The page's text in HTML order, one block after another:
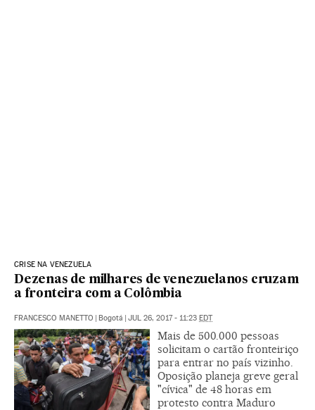
CRISE NA VENEZUELA
Dezenas de milhares de venezuelanos cruzam
a fronteira com a Colômbia
FRANCESCO MANETTO | Bogotá | JUL 26, 2017 - 11:23 EDT
Mais de 500.000 pessoas
solicitam o cartão fronteiriço
para entrar no país vizinho.
Oposição planeja greve geral
"cívica" de 48 horas em
protesto contra Maduro